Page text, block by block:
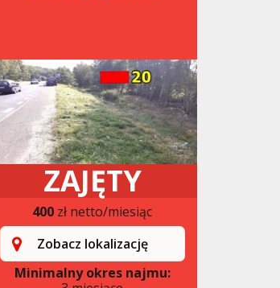
ZAJĘTY
400 zł netto/miesiąc
Zobacz lokalizację
Minimalny okres najmu: